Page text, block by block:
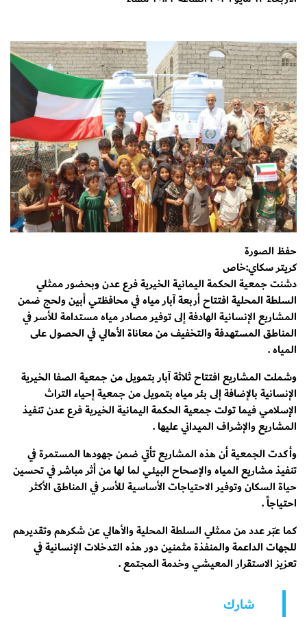
حفظ الصورة
كريتر سكاي:خاص
دشنت جمعية الحكمة اليمانية الخيرية فرع عدن وبحضور ممثلي
السلطة المحلية افتتاح أربعة آبار مياه في محافظتي أبين ولحج ضمن
المشاريع الإنسانية الهادفة إلى توفير مصادر مياه مستدامة للأسر في
المناطق المستهدفة والتخفيف من معاناة الأهالي في الحصول على
المياه .
وشملت المشاريع افتتاح ثلاثة آبار بتمويل من جمعية الصفا الخيرية
الإنسانية بالإضافة إلى بئر مياه بتمويل من جمعية إحياء التراث
الإسلامي فيما تولت جمعية الحكمة اليمانية الخيرية فرع عدن تنفيذ
المشاريع والإشراف الميداني عليها .
وأكدت الجمعية أن هذه المشاريع تأتي ضمن جهودها المستمرة في
تنفيذ مشاريع المياه والإصحاح البيئي لما لها من أثر مباشر في تحسين
حياة السكان وتوفير الاحتياجات الأساسية للأسر في المناطق الأكثر
احتياجاً .
كما عبّر عدد من ممثلي السلطة المحلية والأهالي عن شكرهم وتقديرهم
للجهات الداعمة والمنفذة مثمنين دور هذه التدخلات الإنسانية في
تعزيز الاستقرار المعيشي وخدمة المجتمع .
شارك